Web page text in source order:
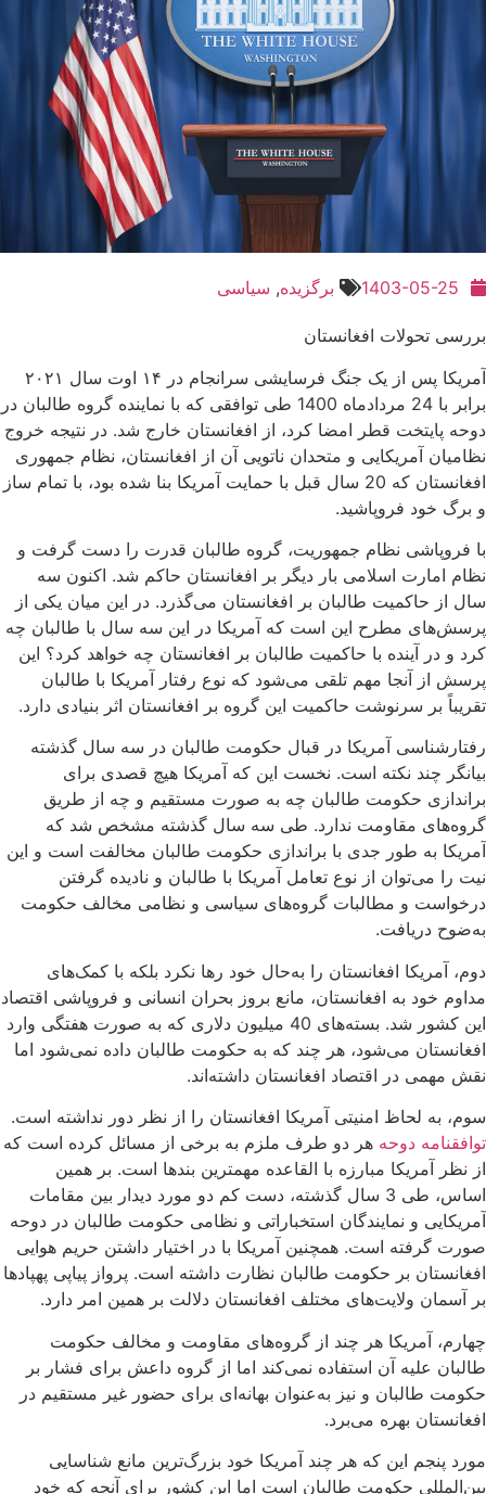
1403-05-25 برگزیده, سیاسی
بررسی تحولات افغانستان
آمریکا پس از یک جنگ فرسایشی سرانجام در ۱۴ اوت سال ۲۰۲۱
برابر با 24 مردادماه 1400 طی توافقی که با نماینده گروه طالبان در
دوحه پایتخت قطر امضا کرد، از افغانستان خارج شد. در نتیجه خروج
نظامیان آمریکایی و متحدان ناتویی آن از افغانستان، نظام جمهوری
افغانستان که 20 سال قبل با حمایت آمریکا بنا شده بود، با تمام ساز
و برگ خود فروپاشید.
با فروپاشی نظام جمهوریت، گروه طالبان قدرت را دست گرفت و
نظام امارت اسلامی بار دیگر بر افغانستان حاکم شد. اکنون سه
سال از حاکمیت طالبان بر افغانستان می‌گذرد. در این میان یکی از
پرسش‌های مطرح این است که آمریکا در این سه سال با طالبان چه
کرد و در آینده با حاکمیت طالبان بر افغانستان چه خواهد کرد؟ این
پرسش از آنجا مهم تلقی می‌شود که نوع رفتار آمریکا با طالبان
تقریباً بر سرنوشت حاکمیت این گروه بر افغانستان اثر بنیادی دارد.
رفتارشناسی آمریکا در قبال حکومت طالبان در سه سال گذشته
بیانگر چند نکته است. نخست این که آمریکا هیچ قصدی برای
براندازی حکومت طالبان چه به صورت مستقیم و چه از طریق
گروه‌های مقاومت ندارد. طی سه سال گذشته مشخص شد که
آمریکا به طور جدی با براندازی حکومت طالبان مخالفت است و این
نیت‌ را می‌توان از نوع تعامل آمریکا با طالبان و نادیده گرفتن
درخواست و مطالبات گروه‌های سیاسی و نظامی مخالف حکومت
به‌ضوح دریافت.
دوم، آمریکا افغانستان را به‌حال خود رها نکرد بلکه با کمک‌های
مداوم خود به افغانستان، مانع بروز بحران انسانی و فروپاشی اقتصاد
این کشور شد. بسته‌های 40 میلیون دلاری که به صورت هفتگی وارد
افغانستان می‌شود، هر چند که به حکومت طالبان داده نمی‌شود اما
نقش مهمی در اقتصاد افغانستان داشته‌اند.
سوم، به لحاظ امنیتی آمریکا افغانستان را از نظر دور نداشته است.
توافقنامه دوحه هر دو طرف ملزم به برخی از مسائل کرده است که
از نظر آمریکا مبارزه با القاعده مهمترین بندها است. بر همین
اساس، طی 3 سال گذشته، دست کم دو مورد دیدار بین مقامات
آمریکایی و نمایندگان استخباراتی و نظامی حکومت طالبان در دوحه
صورت گرفته است. همچنین آمریکا با در اختیار داشتن حریم هوایی
افغانستان بر حکومت طالبان نظارت داشته است. پرواز پیاپی پهپادها
بر آسمان ولایت‌های مختلف افغانستان دلالت بر همین امر دارد.
چهارم، آمریکا هر چند از گروه‌های مقاومت و مخالف حکومت
طالبان علیه آن استفاده نمی‌کند اما از گروه داعش برای فشار بر
حکومت طالبان و نیز به‌عنوان بهانه‌ای برای حضور غیر مستقیم در
افغانستان بهره می‌برد.
مورد پنجم این که هر چند آمریکا خود بزرگ‌ترین مانع شناسایی
بین‌المللی حکومت طالبان است اما این کشور برای آنچه که خود